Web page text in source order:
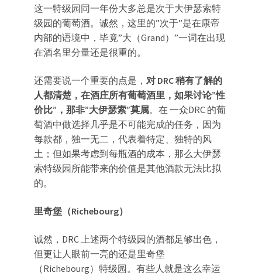
这一特级园同一年份大多总是次于大伊瑟索特
级园的葡萄酒。诚然，这里的”次于”是在康帝
内部的语境中，毕竟”大（Grand）”一词在出现
在酒名里分量还是很重的。
还需要说一个重要的点是， 对 DRC 稍有了解的
人都清楚，在酒庄所有葡萄酒里，如果讨论”性
价比”，那非”大伊瑟索”莫属。在 一众DRC 的葡
萄酒中做选择几乎是不可能完成的任务，因为
每款都，独一无二，代表着特定、独特的风
土；但如果考虑到每瓶酒的成本，那么大伊瑟
索特级园所能带来的价值是其他酒款无法比拟
的。
里奇堡（Richebourg）
诚然，DRC 上述两个特级园的酒都足够出色，
但更让人眼前一亮的还是里奇堡
（Richebourg）特级园。有些人就是这么幸运